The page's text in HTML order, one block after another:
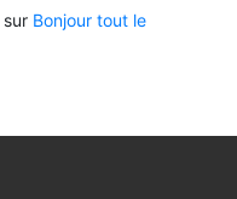
sur Bonjour tout le